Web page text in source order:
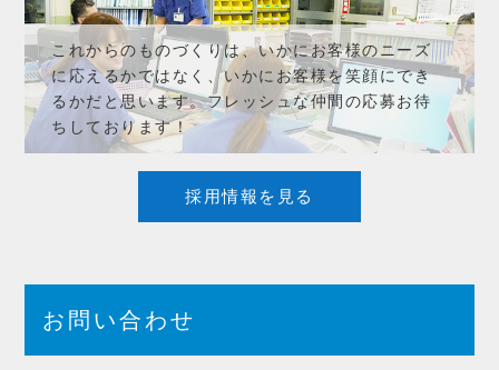
これからのものづくりは、いかにお客様のニーズ
に応えるかではなく、いかにお客様を笑顔にでき
るかだと思います。フレッシュな仲間の応募お待
ちしております！
採用情報を見る
お問い合わせ